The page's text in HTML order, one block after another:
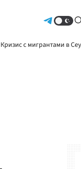
Кризис с мигрантами в